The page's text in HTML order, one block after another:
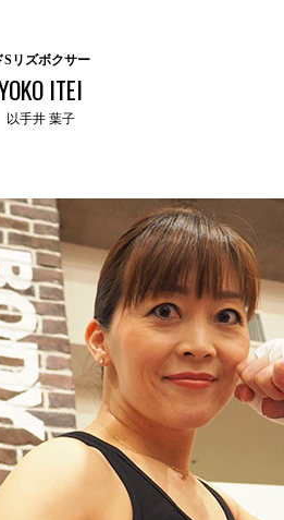
Sリズボクサー
ITEI
以手井 葉子